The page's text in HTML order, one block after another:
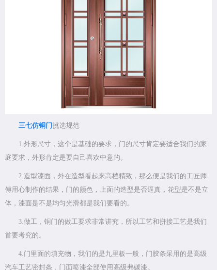
三七仿铜门挑选规范
1.外形尺寸，这个是基础的要求，门的尺寸肯定要适合我们的家
庭要求，外形肯定是要自己喜欢中意的。
2.造型漆面，外在造型看起来高档精致，那么便是我们的工匠师
傅用心制作的结果，门的颜色，上面的造型是否逼真，花型是不是立
体，漆面是不是均匀光滑都是我们要看的。
3.做工，铜门的做工要求非常讲究，所以工艺和拼接工艺是我们
首要考究的。
4.门里面的填充物，我们的是九里板一般，门胶条采用的是高级
汽车工艺密封条，门面喷漆全部使用高级弗碳漆。